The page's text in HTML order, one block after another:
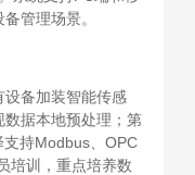
管理场景。
备加装智能传感
据本地预处理；第
持Modbus、OPC
培训，重点培养数